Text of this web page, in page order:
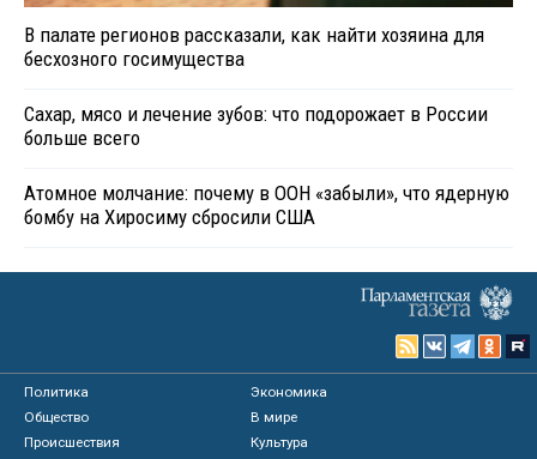
В палате регионов рассказали, как найти хозяина для
бесхозного госимущества
Сахар, мясо и лечение зубов: что подорожает в России
больше всего
Атомное молчание: почему в ООН «забыли», что ядерную
бомбу на Хиросиму сбросили США
Политика
Экономика
Общество
В мире
Происшествия
Культура